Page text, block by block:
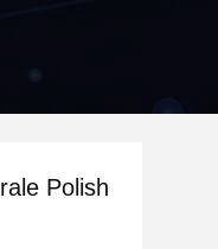
Polish